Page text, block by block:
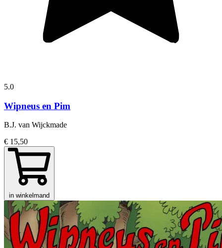
5.0
Wipneus en Pim
B.J. van Wijckmade
€ 15,50
in winkelmand